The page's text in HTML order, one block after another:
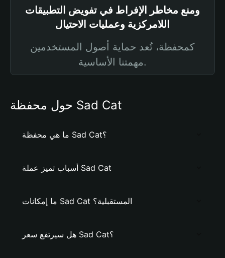
ومنع مخاطر الإفراط في تفويض التطبيقات
اللامركزية وعمليات الاحتيال
كمحفظة، تُعد حماية أصول المستخدمين
مهمتنا الأساسية.
حول محفظة Sad Cat
ما هي محفظة Sad Cat؟
أسباب تميز عملة Sad Cat
ما إمكانات Sad Cat المستقبلية؟
هل سيرتفع سعر Sad Cat؟